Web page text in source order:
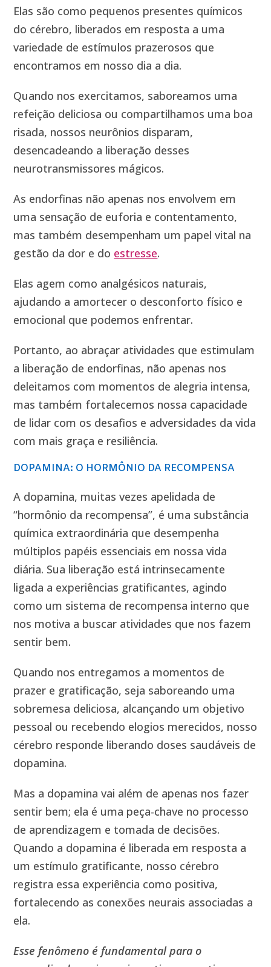
Elas são como pequenos presentes químicos
do cérebro, liberados em resposta a uma
variedade de estímulos prazerosos que
encontramos em nosso dia a dia.
Quando nos exercitamos, saboreamos uma
refeição deliciosa ou compartilhamos uma boa
risada, nossos neurônios disparam,
desencadeando a liberação desses
neurotransmissores mágicos.
As endorfinas não apenas nos envolvem em
uma sensação de euforia e contentamento,
mas também desempenham um papel vital na
gestão da dor e do estresse.
Elas agem como analgésicos naturais,
ajudando a amortecer o desconforto físico e
emocional que podemos enfrentar.
Portanto, ao abraçar atividades que estimulam
a liberação de endorfinas, não apenas nos
deleitamos com momentos de alegria intensa,
mas também fortalecemos nossa capacidade
de lidar com os desafios e adversidades da vida
com mais graça e resiliência.
DOPAMINA: O HORMÔNIO DA RECOMPENSA
A dopamina, muitas vezes apelidada de
“hormônio da recompensa”, é uma substância
química extraordinária que desempenha
múltiplos papéis essenciais em nossa vida
diária. Sua liberação está intrinsecamente
ligada a experiências gratificantes, agindo
como um sistema de recompensa interno que
nos motiva a buscar atividades que nos fazem
sentir bem.
Quando nos entregamos a momentos de
prazer e gratificação, seja saboreando uma
sobremesa deliciosa, alcançando um objetivo
pessoal ou recebendo elogios merecidos, nosso
cérebro responde liberando doses saudáveis de
dopamina.
Mas a dopamina vai além de apenas nos fazer
sentir bem; ela é uma peça-chave no processo
de aprendizagem e tomada de decisões.
Quando a dopamina é liberada em resposta a
um estímulo gratificante, nosso cérebro
registra essa experiência como positiva,
fortalecendo as conexões neurais associadas a
ela.
Esse fenômeno é fundamental para o